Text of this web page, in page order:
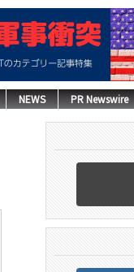
NEWS PR Newswire